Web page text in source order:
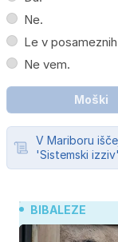
Ne.
Le v
Ne vem.
Moški
V Mariboru
'Sistemski izziv'
BIBALEZE